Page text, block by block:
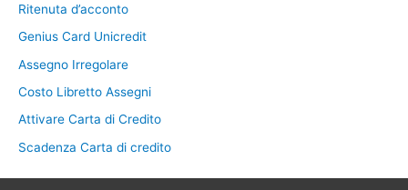
Ritenuta d’acconto
Genius Card Unicredit
Assegno Irregolare
Costo Libretto Assegni
Attivare Carta di Credito
Scadenza Carta di credito